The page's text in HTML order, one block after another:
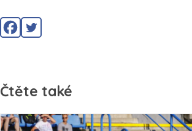
Čtěte také